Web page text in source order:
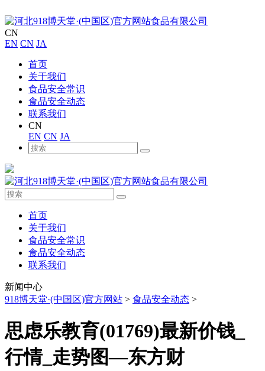
CN
EN CN JA
首页
关于我们
食品安全常识
食品安全动态
联系我们
CN
EN CN JA
首页
关于我们
食品安全常识
食品安全动态
联系我们
新闻中心
918博天堂·(中国区)官方网站 > 食品安全动态 >
思虑乐教育(01769)最新价钱_
行情_走势图—东方财